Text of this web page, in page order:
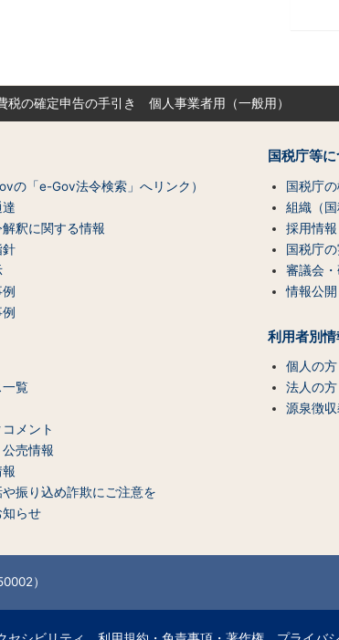
の確定申告の手引き 個人事業者用（一般用）
の「e-Gov法令検索」へリンク）
釈に関する情報
針
一覧
メント
売情報
振り込め詐欺にご注意を
知らせ
国税庁等
国税庁
組織（国
採用情報
国税庁
審議会
情報公
利用者別情
個人の方
法人の方
源泉徴
）